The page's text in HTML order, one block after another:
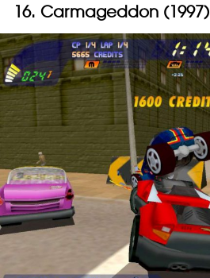
16. Carmageddon (1997)